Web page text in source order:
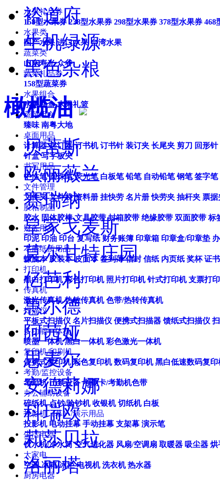
水果礼品券
158型水果券 238型水果券 298型水果券 378型水果券 468
水果类
国产水果 进口水果 台湾水果
蔬菜类
山东寿光 众谷
蔬菜礼品券
158型蔬菜券
水果组合
水果礼盒 水果礼篮
蔬菜组合
臻味 南粤大地
桌面用品
计算器 起订器 订书机 订书针 装订夹 长尾夹 剪刀 回形针
针盒 写字板夹
书写用品
中性笔 圆珠笔 荧光笔 白板笔 铅笔 自动铅笔 钢笔 签字笔
文件管理
文件夹 文件袋 资料册 挂快劳 名片册 快劳夹 抽杆夹 票据
胶粘制品
胶水 固体胶棒 文具胶带 封箱胶带 绝缘胶带 双面胶带 标
财务用品
印泥 印油 印台 复写纸 财务账簿 印章箱 印章盒/印章垫
本册纸质用品
螺旋本 胶装本 皮面本 签到薄 信封 信纸 内页纸 奖杯 证书
打印机
黑白打印机 彩色打印机 照片打印机 针式打印机 支票打
传真机
激光传真机 热敏传真机 色带/热转传真机
扫描仪
平板式扫描仪 名片扫描仪 便携式扫描器 馈纸式扫描仪
多功能一体机
喷墨一体机 黑白一体机 彩色激光一体机
复印机/印刷机
便携式复印机 彩色复印机 数码复印机 黑白低速数码复印
考勤/监控设备
考勤机 门禁设备 考勤卡/考勤机色带
办公辅助设备
碎纸机 点钞/验钞机 收银机 切纸机 白板
投影机（幕）/演示用品
投影机 电动挂幕 手动挂幕 支架幕 演示笔
生活电器
饮水机/净水筒 空气进化器 风扇/空调扇 取暖器 吸尘器 烘
大家电
空调 冰箱/冰柜 电视机 洗衣机 热水器
厨房电器
裕道府
生机绿源
黑色杂粮
橄榄油
贝蒂斯
欧丽薇兰
赛瑞纳
皇家戈麦斯
莫尔甘特庄园
亿芭利
惠尔德
阿茜娅
思麦尔
安德莉娜
科瑞欧
莉莎贝拉
洛丽塔